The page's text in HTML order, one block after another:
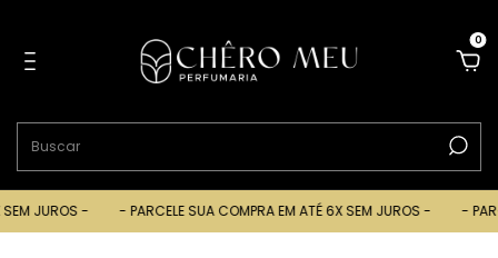
0
- - PARCELE SUA COMPRA EM ATÉ 6X SEM JUROS - - PARCELE